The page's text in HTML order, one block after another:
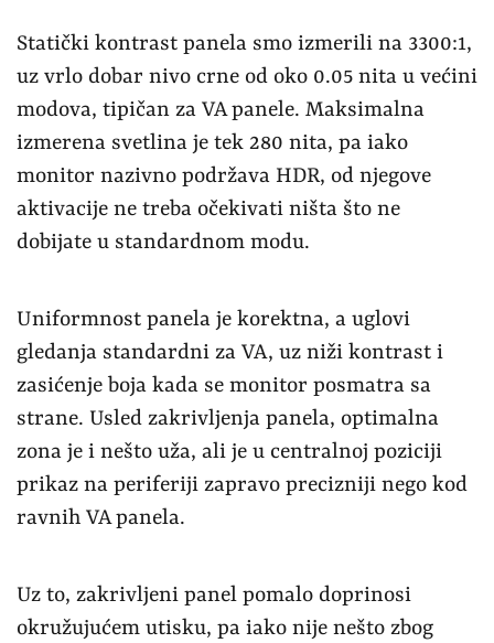
Statički kontrast panela smo izmerili na 3300:1,
uz vrlo dobar nivo crne od oko 0.05 nita u većini
modova, tipičan za VA panele. Maksimalna
izmerena svetlina je tek 280 nita, pa iako
monitor nazivno podržava HDR, od njegove
aktivacije ne treba očekivati ništa što ne
dobijate u standardnom modu.
Uniformnost panela je korektna, a uglovi
gledanja standardni za VA, uz niži kontrast i
zasićenje boja kada se monitor posmatra sa
strane. Usled zakrivljenja panela, optimalna
zona je i nešto uža, ali je u centralnoj poziciji
prikaz na periferiji zapravo precizniji nego kod
ravnih VA panela.
Uz to, zakrivljeni panel pomalo doprinosi
okružujućem utisku, pa iako nije nešto zbog